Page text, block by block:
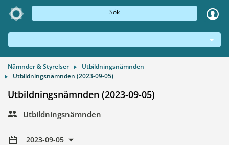
Sök
Nämnder & Styrelser
Utbildningsnämnden
Utbildningsnämnden (2023-09-05)
Utbildningsnämnden (2023-09-05)
Utbildningsnämnden
2023-09-05